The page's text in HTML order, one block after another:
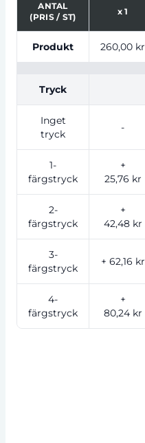
ANTAL
(PRIS / ST)
x1
Produkt 260,00 kr
Tryck
Inget
tryck
-
1-
färgstryck
+
25,76 kr
2-
färgstryck
+
42,48 kr
3-
färgstryck
+ 62,16 kr
4-
färgstryck
+
80,24 kr